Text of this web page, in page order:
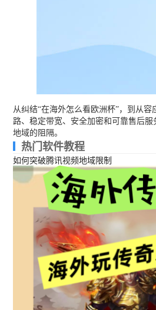
从纠结“在海外怎么看欧洲杯”，到从
路、稳定带宽、安全加密和可靠售后
地域的阻隔。
热门软件教程
如何突破腾讯视频地域限制